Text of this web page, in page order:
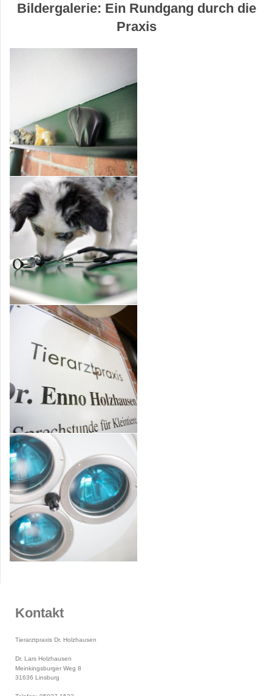
Bildergalerie: Ein Rundgang durch die
Praxis
Kontakt
Tierarztpraxis Dr. Holzhausen
Dr. Lars Holzhausen
Meinkingsburger Weg 8
31636 Linsburg